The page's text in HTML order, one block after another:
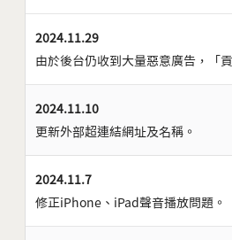
2024.11.29
由於後台仍收到大量惡意廣告，「
2024.11.10
更新外部超連結網址及名稱。
2024.11.7
修正iPhone、iPad聲音播放問題。